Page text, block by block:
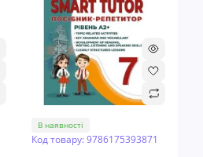
В наявності
Код товару: 9786175393871